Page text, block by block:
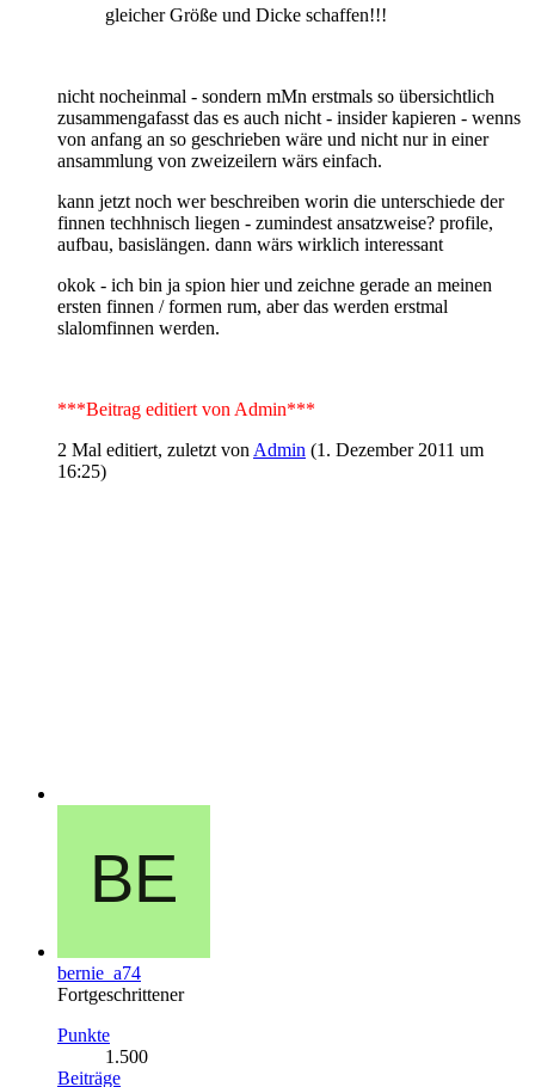
gleicher Größe und Dicke schaffen!!!
nicht nocheinmal - sondern mMn erstmals so übersichtlich
zusammengafasst das es auch nicht - insider kapieren - wenns
von anfang an so geschrieben wäre und nicht nur in einer
ansammlung von zweizeilern wärs einfach.
kann jetzt noch wer beschreiben worin die unterschiede der
finnen techhnisch liegen - zumindest ansatzweise? profile,
aufbau, basislängen. dann wärs wirklich interessant
okok - ich bin ja spion hier und zeichne gerade an meinen
ersten finnen / formen rum, aber das werden erstmal
slalomfinnen werden.
***Beitrag editiert von Admin***
2 Mal editiert, zuletzt von Admin (1. Dezember 2011 um
16:25)
bernie_a74
Fortgeschrittener
Punkte
1.500
Beiträge